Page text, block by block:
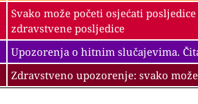
Svako može početi osjećati
zdravstvene posljedice
Upozorenja o hitnim slučajevima.
Zdravstveno upozorenje: svako